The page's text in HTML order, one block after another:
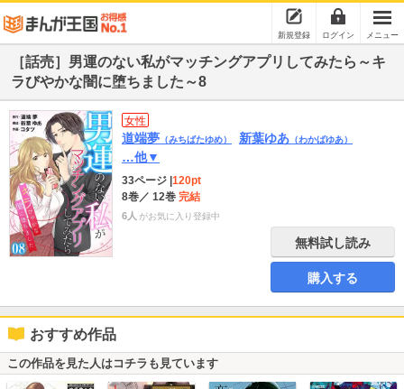
新規登録 ログイン メニュー
［話売］男運のない私がマッチングアプリしてみたら～キ
ラびやかな闇に堕ちました～8
女性
道端夢 （みちばたゆめ） 新葉ゆあ （わかばゆあ）
…他▼
33ページ 120pt
8巻／ 12巻 完結
6人 がお気に入り登録中
無料試し読み
購入する
おすすめ作品
この作品を見た人はコチラも見ています